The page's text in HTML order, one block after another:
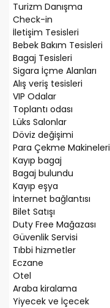
Turizm Danışma
Check-in
İletişim Tesisleri
Bebek Bakım Tesisleri
Bagaj Tesisleri
Sigara İçme Alanları
Alış veriş tesisleri
VIP Odalar
Toplantı odası
Lüks Salonlar
Döviz değişimi
Para Çekme Makineleri
Kayıp bagaj
Bagaj bulundu
Kayıp eşya
İnternet bağlantısı
Bilet Satışı
Duty Free Mağazası
Güvenlik Servisi
Tıbbi hizmetler
Eczane
Otel
Araba kiralama
Yiyecek ve İçecek